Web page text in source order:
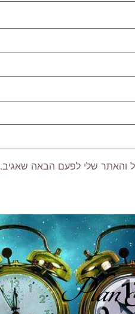
והאתר שלי לפעם הבאה שאגיב.
Plan